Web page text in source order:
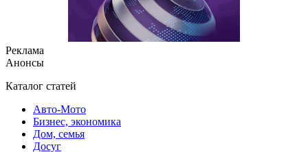
Реклама
Анонсы
Каталог статей
Авто-Мото
Бизнес, экономика
Дом, семья
Досуг